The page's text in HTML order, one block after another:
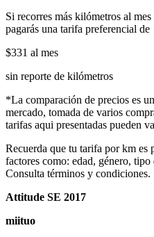
Si recorres más kilómetros al
pagarás una tarifa preferencial de
$331 al mes
sin reporte de kilómetros
*La comparación de precios es
mercado, tomada de varios
tarifas aqui presentadas pueden
Recuerda que tu tarifa por km es
factores como: edad, género,
Consulta términos y condiciones.
Attitude SE 2017
miituo